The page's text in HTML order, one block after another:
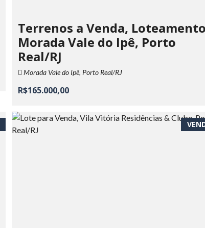
Terrenos a Venda,
Morada Vale do Ipê, Porto
Real/RJ
Morada Vale do Ipê, Porto Real/RJ
R$165.000,00